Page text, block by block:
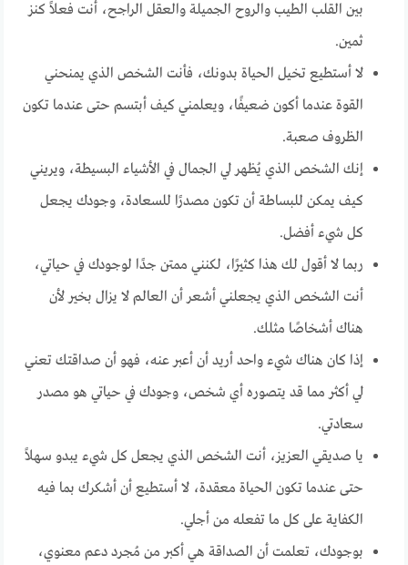
بين القلب الطيب والروح الجميلة والعقل الراجح، أنت فعلاً كنز
ثمين.
لا أستطيع تخيل الحياة بدونك، فأنت الشخص الذي يمنحني
القوة عندما أكون ضعيفًا، ويعلمني كيف أبتسم حتى عندما تكون
الظروف صعبة.
إنك الشخص الذي يُظهر لي الجمال في الأشياء البسيطة، ويريني
كيف يمكن للبساطة أن تكون مصدرًا للسعادة، وجودك يجعل
كل شيء أفضل.
ربما لا أقول لك هذا كثيرًا، لكنني ممتن جدًا لوجودك في حياتي،
أنت الشخص الذي يجعلني أشعر أن العالم لا يزال بخير لأن
هناك أشخاصًا مثلك.
إذا كان هناك شيء واحد أريد أن أعبر عنه، فهو أن صداقتك تعني
لي أكثر مما قد يتصوره أي شخص، وجودك في حياتي هو مصدر
سعادتي.
يا صديقي العزيز، أنت الشخص الذي يجعل كل شيء يبدو سهلاً
حتى عندما تكون الحياة معقدة، لا أستطيع أن أشكرك بما فيه
الكفاية على كل ما تفعله من أجلي.
بوجودك، تعلمت أن الصداقة هي أكبر من مُجرد دعم معنوي،